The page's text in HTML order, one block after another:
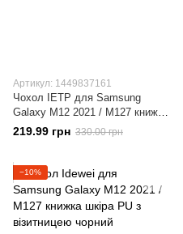
Артикул: 1449837161
Чохол IETP для Samsung
Galaxy M12 2021 / M127 книжка
шкіра PU з візитницею
Червоний
219.99 грн 330.00 грн
−10%